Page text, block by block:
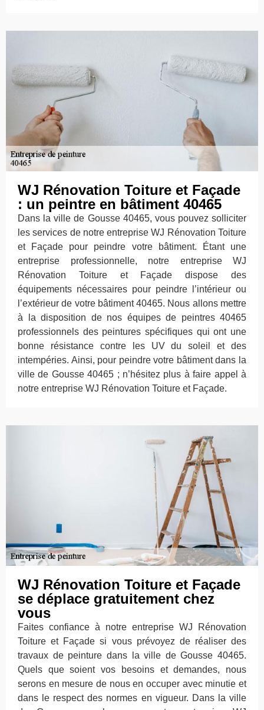
WJ Rénovation Toiture et Façade
: un peintre en bâtiment 40465
Dans la ville de Gousse 40465, vous pouvez solliciter
les services de notre entreprise WJ Rénovation Toiture
et Façade pour peindre votre bâtiment. Étant une
entreprise professionnelle, notre entreprise WJ
Rénovation Toiture et Façade dispose des
équipements nécessaires pour peindre l’intérieur ou
l’extérieur de votre bâtiment 40465. Nous allons mettre
à la disposition de nos équipes de peintres 40465
professionnels des peintures spécifiques qui ont une
bonne résistance contre les UV du soleil et des
intempéries. Ainsi, pour peindre votre bâtiment dans la
ville de Gousse 40465 ; n’hésitez plus à faire appel à
notre entreprise WJ Rénovation Toiture et Façade.
WJ Rénovation Toiture et Façade
se déplace gratuitement chez
vous
Faites confiance à notre entreprise WJ Rénovation
Toiture et Façade si vous prévoyez de réaliser des
travaux de peinture dans la ville de Gousse 40465.
Quels que soient vos besoins et demandes, nous
serons en mesure de nous en occuper avec minutie et
dans le respect des normes en vigueur. Dans la ville